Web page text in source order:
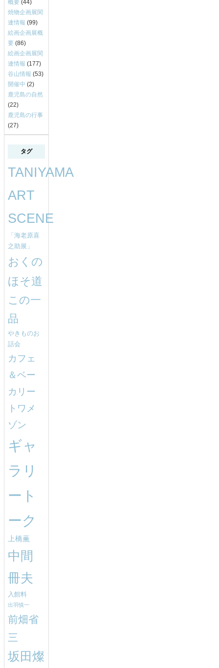
概要 (44)
焼物企画展関
連情報 (99)
絵画企画展概
要 (86)
絵画企画展関
連情報 (177)
谷山情報 (53)
開催中 (2)
鹿児島の自然
(22)
鹿児島の行事
(27)
タグ
TANIYAMA
ART
SCENE
「海老原喜
之助展」
おくの
ほそ道
この一
品
やきものお
話会
カフェ
＆ベー
カリー
トワメ
ゾン
ギャ
ラリ
ート
ーク
上橋薫
中間
冊夫
入館料
出羽慎一
前畑省
三
坂田燦